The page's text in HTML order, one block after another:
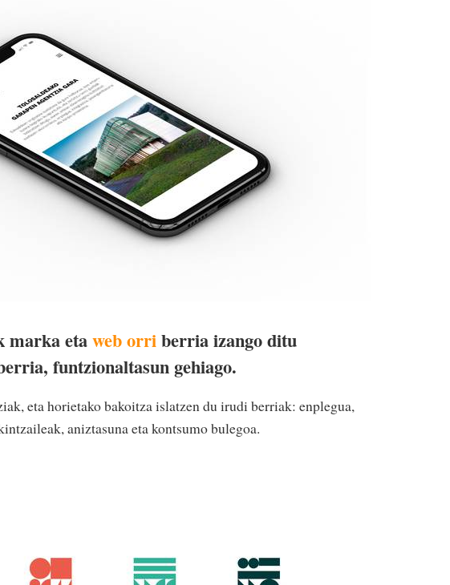
marka etaweb orriberria izango ditu
funtzionaltasun gehiago.
eta horietako bakoitza islatzen du irudi berriak: enplegua,
aniztasuna eta kontsumo bulegoa.